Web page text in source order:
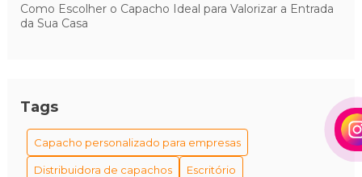
Como Escolher o Capacho Ideal para Valorizar a Entrada
da Sua Casa
Tags
Capacho personalizado para empresas
Distribuidora de capachos Escritório